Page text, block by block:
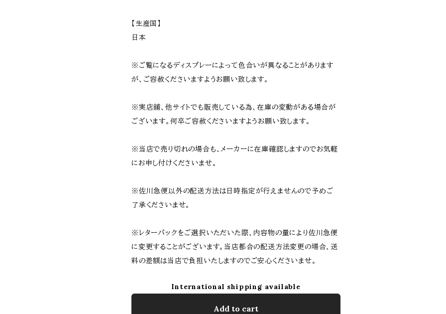
【生産国】
日本
※ご覧になるディスプレーによって色合いが異なることがあります
が、ご容赦くださいますようお願い致します。
※実店舗、他サイトでも販売している為、在庫の変動がある場合が
ございます。何卒ご容赦くださいますようお願い致します。
※当店で売り切れの場合も、メーカーに在庫確認しますのでお気軽
にお申し付けくださいませ。
※佐川急便以外の配送方法は日時指定が行えませんので予めご
了承くださいませ。
※レターパックをご選択いただいた際、内容物の量により佐川急便
に変更することがございます。当店都合の配送方法変更の場合、送
料の差額は当店で負担いたしますのでご安心くださいませ。
International shipping available
Add to cart